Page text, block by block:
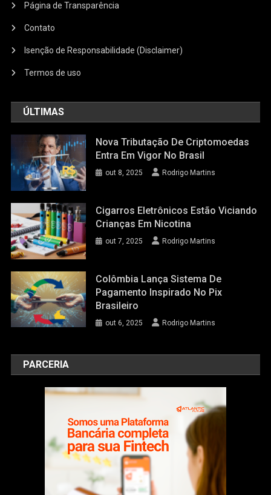
Página de Transparência
Contato
Isenção de Responsabilidade (Disclaimer)
Termos de uso
ÚLTIMAS
Nova Tributação De Criptomoedas
Entra Em Vigor No Brasil
out 8, 2025 Rodrigo Martins
Cigarros Eletrônicos Estão Viciando
Crianças Em Nicotina
out 7, 2025 Rodrigo Martins
Colômbia Lança Sistema De
Pagamento Inspirado No Pix
Brasileiro
out 6, 2025 Rodrigo Martins
PARCERIA